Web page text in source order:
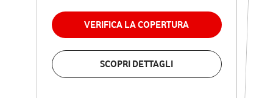
VERIFICA LA COPERTURA
SCOPRI DETTAGLI
permanenza
VERIFICA LA COPERTURA